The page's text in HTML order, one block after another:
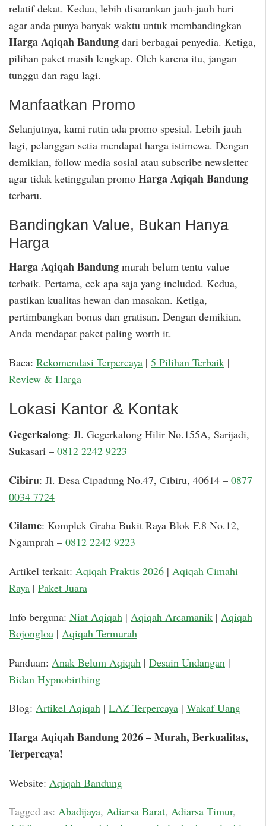
relatif dekat. Kedua, lebih disarankan jauh-jauh hari
agar anda punya banyak waktu untuk membandingkan
Harga Aqiqah Bandung dari berbagai penyedia. Ketiga,
pilihan paket masih lengkap. Oleh karena itu, jangan
tunggu dan ragu lagi.
Manfaatkan Promo
Selanjutnya, kami rutin ada promo spesial. Lebih jauh
lagi, pelanggan setia mendapat harga istimewa. Dengan
demikian, follow media sosial atau subscribe newsletter
agar tidak ketinggalan promo Harga Aqiqah Bandung
terbaru.
Bandingkan Value, Bukan Hanya
Harga
Harga Aqiqah Bandung murah belum tentu value
terbaik. Pertama, cek apa saja yang included. Kedua,
pastikan kualitas hewan dan masakan. Ketiga,
pertimbangkan bonus dan gratisan. Dengan demikian,
Anda mendapat paket paling worth it.
Baca: Rekomendasi Terpercaya | 5 Pilihan Terbaik |
Review & Harga
Lokasi Kantor & Kontak
Gegerkalong: Jl. Gegerkalong Hilir No.155A, Sarijadi,
Sukasari – 0812 2242 9223
Cibiru: Jl. Desa Cipadung No.47, Cibiru, 40614 – 0877
0034 7724
Cilame: Komplek Graha Bukit Raya Blok F.8 No.12,
Ngamprah – 0812 2242 9223
Artikel terkait: Aqiqah Praktis 2026 | Aqiqah Cimahi
Raya | Paket Juara
Info berguna: Niat Aqiqah | Aqiqah Arcamanik | Aqiqah
Bojongloa | Aqiqah Termurah
Panduan: Anak Belum Aqiqah | Desain Undangan |
Bidan Hypnobirthing
Blog: Artikel Aqiqah | LAZ Terpercaya | Wakaf Uang
Harga Aqiqah Bandung 2026 – Murah, Berkualitas,
Terpercaya!
Website: Aqiqah Bandung
Tagged as: Abadijaya, Adiarsa Barat, Adiarsa Timur,